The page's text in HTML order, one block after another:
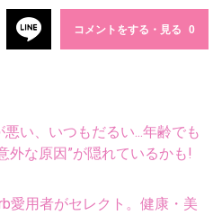
コメントをする・見る
い、いつもだるい...年齢でも
外な原因”が隠れているかも!
愛用者がセレクト。健康・美